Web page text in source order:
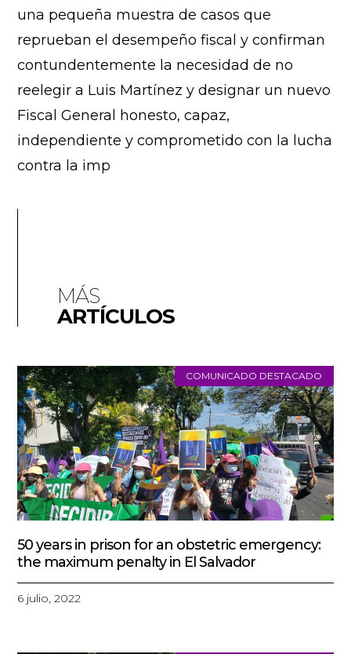
una pequeña muestra de casos que
reprueban el desempeño fiscal y confirman
contundentemente la necesidad de no
reelegir a Luis Martínez y designar un nuevo
Fiscal General honesto, capaz,
independiente y comprometido con la lucha
contra la imp
MÁS
ARTÍCULOS
COMUNICADO DESTACADO
50 years in prison for an obstetric emergency:
the maximum penalty in El Salvador
6 julio, 2022